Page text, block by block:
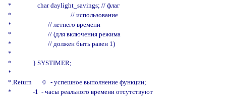
*                 char daylight_savings; // флаг
*                                       // использование
*                        // летнего времени
*                        // (для включения режима
*                        // должен быть равен 1)
*
*              } SYSTIMER;
*
*.Return       0   - успешное выполнение функции;
*              -1  - часы реального времени отсутствуют